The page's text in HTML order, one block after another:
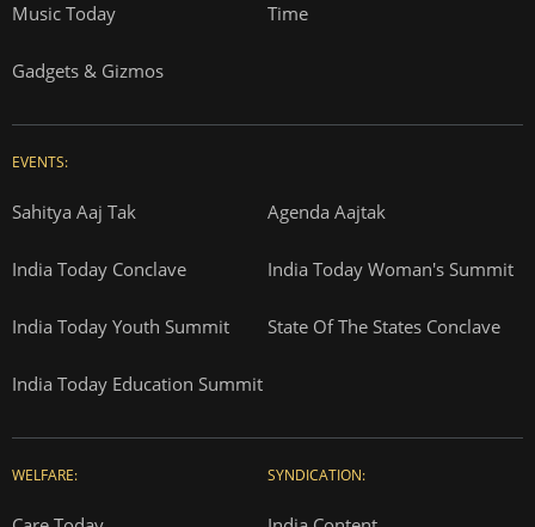
Music Today Time
Gadgets & Gizmos
EVENTS:
Sahitya Aaj Tak Agenda Aajtak
India Today Conclave India Today Woman's Summit
India Today Youth Summit State Of The States Conclave
India Today Education Summit
WELFARE: SYNDICATION: